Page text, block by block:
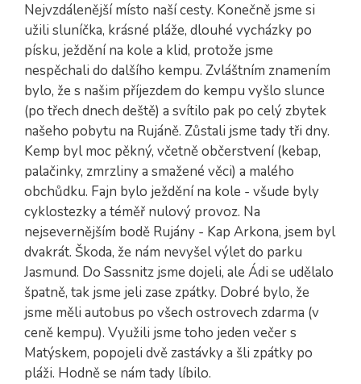
Nejvzdálenější místo naší cesty. Konečně jsme si
užili sluníčka, krásné pláže, dlouhé vycházky po
písku, ježdění na kole a klid, protože jsme
nespěchali do dalšího kempu. Zvláštním znamením
bylo, že s našim příjezdem do kempu vyšlo slunce
(po třech dnech deště) a svítilo pak po celý zbytek
našeho pobytu na Rujáně. Zůstali jsme tady tři dny.
Kemp byl moc pěkný, včetně občerstvení (kebap,
palačinky, zmrzliny a smažené věci) a malého
obchůdku. Fajn bylo ježdění na kole - všude byly
cyklostezky a téměř nulový provoz. Na
nejsevernějším bodě Rujány - Kap Arkona, jsem byl
dvakrát. Škoda, že nám nevyšel výlet do parku
Jasmund. Do Sassnitz jsme dojeli, ale Ádi se udělalo
špatně, tak jsme jeli zase zpátky. Dobré bylo, že
jsme měli autobus po všech ostrovech zdarma (v
ceně kempu). Využili jsme toho jeden večer s
Matýskem, popojeli dvě zastávky a šli zpátky po
pláži. Hodně se nám tady líbilo.